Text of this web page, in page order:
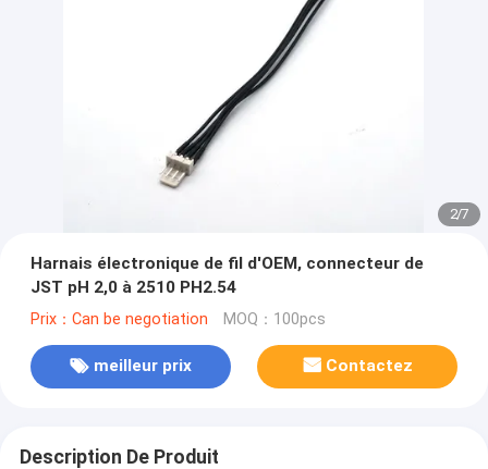
2/7
Harnais électronique de fil d'OEM, connecteur de
JST pH 2,0 à 2510 PH2.54
Prix：Can be negotiation MOQ：100pcs
meilleur prix Contactez
Description De Produit